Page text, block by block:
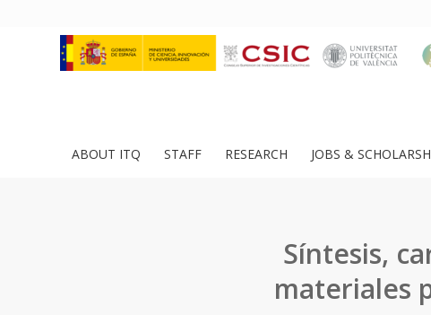
ABOUT ITQ STAFF RESEARCH JOBS &
Síntesis,
materiales